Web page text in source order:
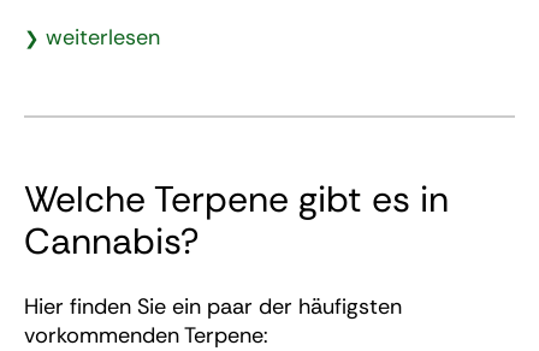
weiterlesen
Welche Terpene gibt es in
Cannabis?
Hier finden Sie ein paar der häufigsten
vorkommenden Terpene: